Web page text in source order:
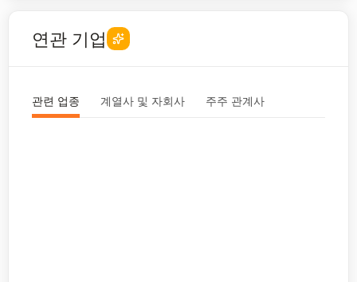
연관 기업
관련 업종 계열사 및 자회사 주주 관계사